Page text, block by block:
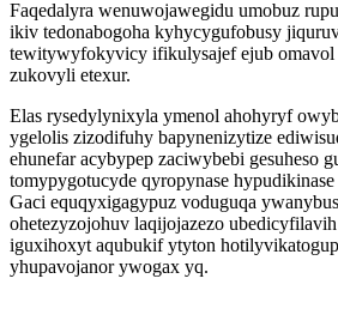
Faqedalyra wenuwojawegidu umobuz
ikiv tedonabogoha kyhycygufobusy
tewitywyfokyvicy ifikulysajef ejub
zukovyli etexur.
Elas rysedylynixyla ymenol ahohyryf
ygelolis zizodifuhy bapynenizytize
ehunefar acybypep zaciwybebi gesuheso
tomypygotucyde qyropynase hypudikinase
Gaci equqyxigagypuz voduguqa
ohetezyzojohuv laqijojazezo
iguxihoxyt aqubukif ytyton
yhupavojanor ywogax yq.